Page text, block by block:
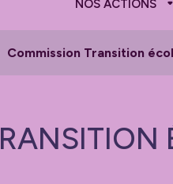
NOS ACTIONS
Commission Transition